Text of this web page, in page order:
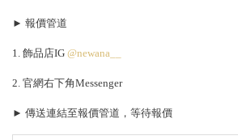
► 報價管道
1. 飾品店IG @newana__
2. 官網右下角Messenger
► 傳送連結至報價管道，等待報價